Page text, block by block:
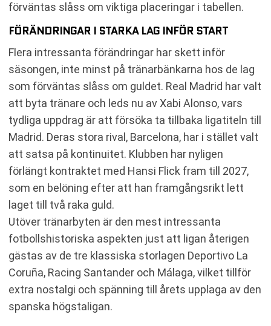
förväntas slåss om viktiga placeringar i tabellen.
FÖRÄNDRINGAR I STARKA LAG INFÖR START
Flera intressanta förändringar har skett inför
säsongen, inte minst på tränarbänkarna hos de lag
som förväntas slåss om guldet. Real Madrid har valt
att byta tränare och leds nu av Xabi Alonso, vars
tydliga uppdrag är att försöka ta tillbaka ligatiteln till
Madrid. Deras stora rival, Barcelona, har i stället valt
att satsa på kontinuitet. Klubben har nyligen
förlängt kontraktet med Hansi Flick fram till 2027,
som en belöning efter att han framgångsrikt lett
laget till två raka guld.
Utöver tränarbyten är den mest intressanta
fotbollshistoriska aspekten just att ligan återigen
gästas av de tre klassiska storlagen Deportivo La
Coruña, Racing Santander och Málaga, vilket tillför
extra nostalgi och spänning till årets upplaga av den
spanska högstaligan.